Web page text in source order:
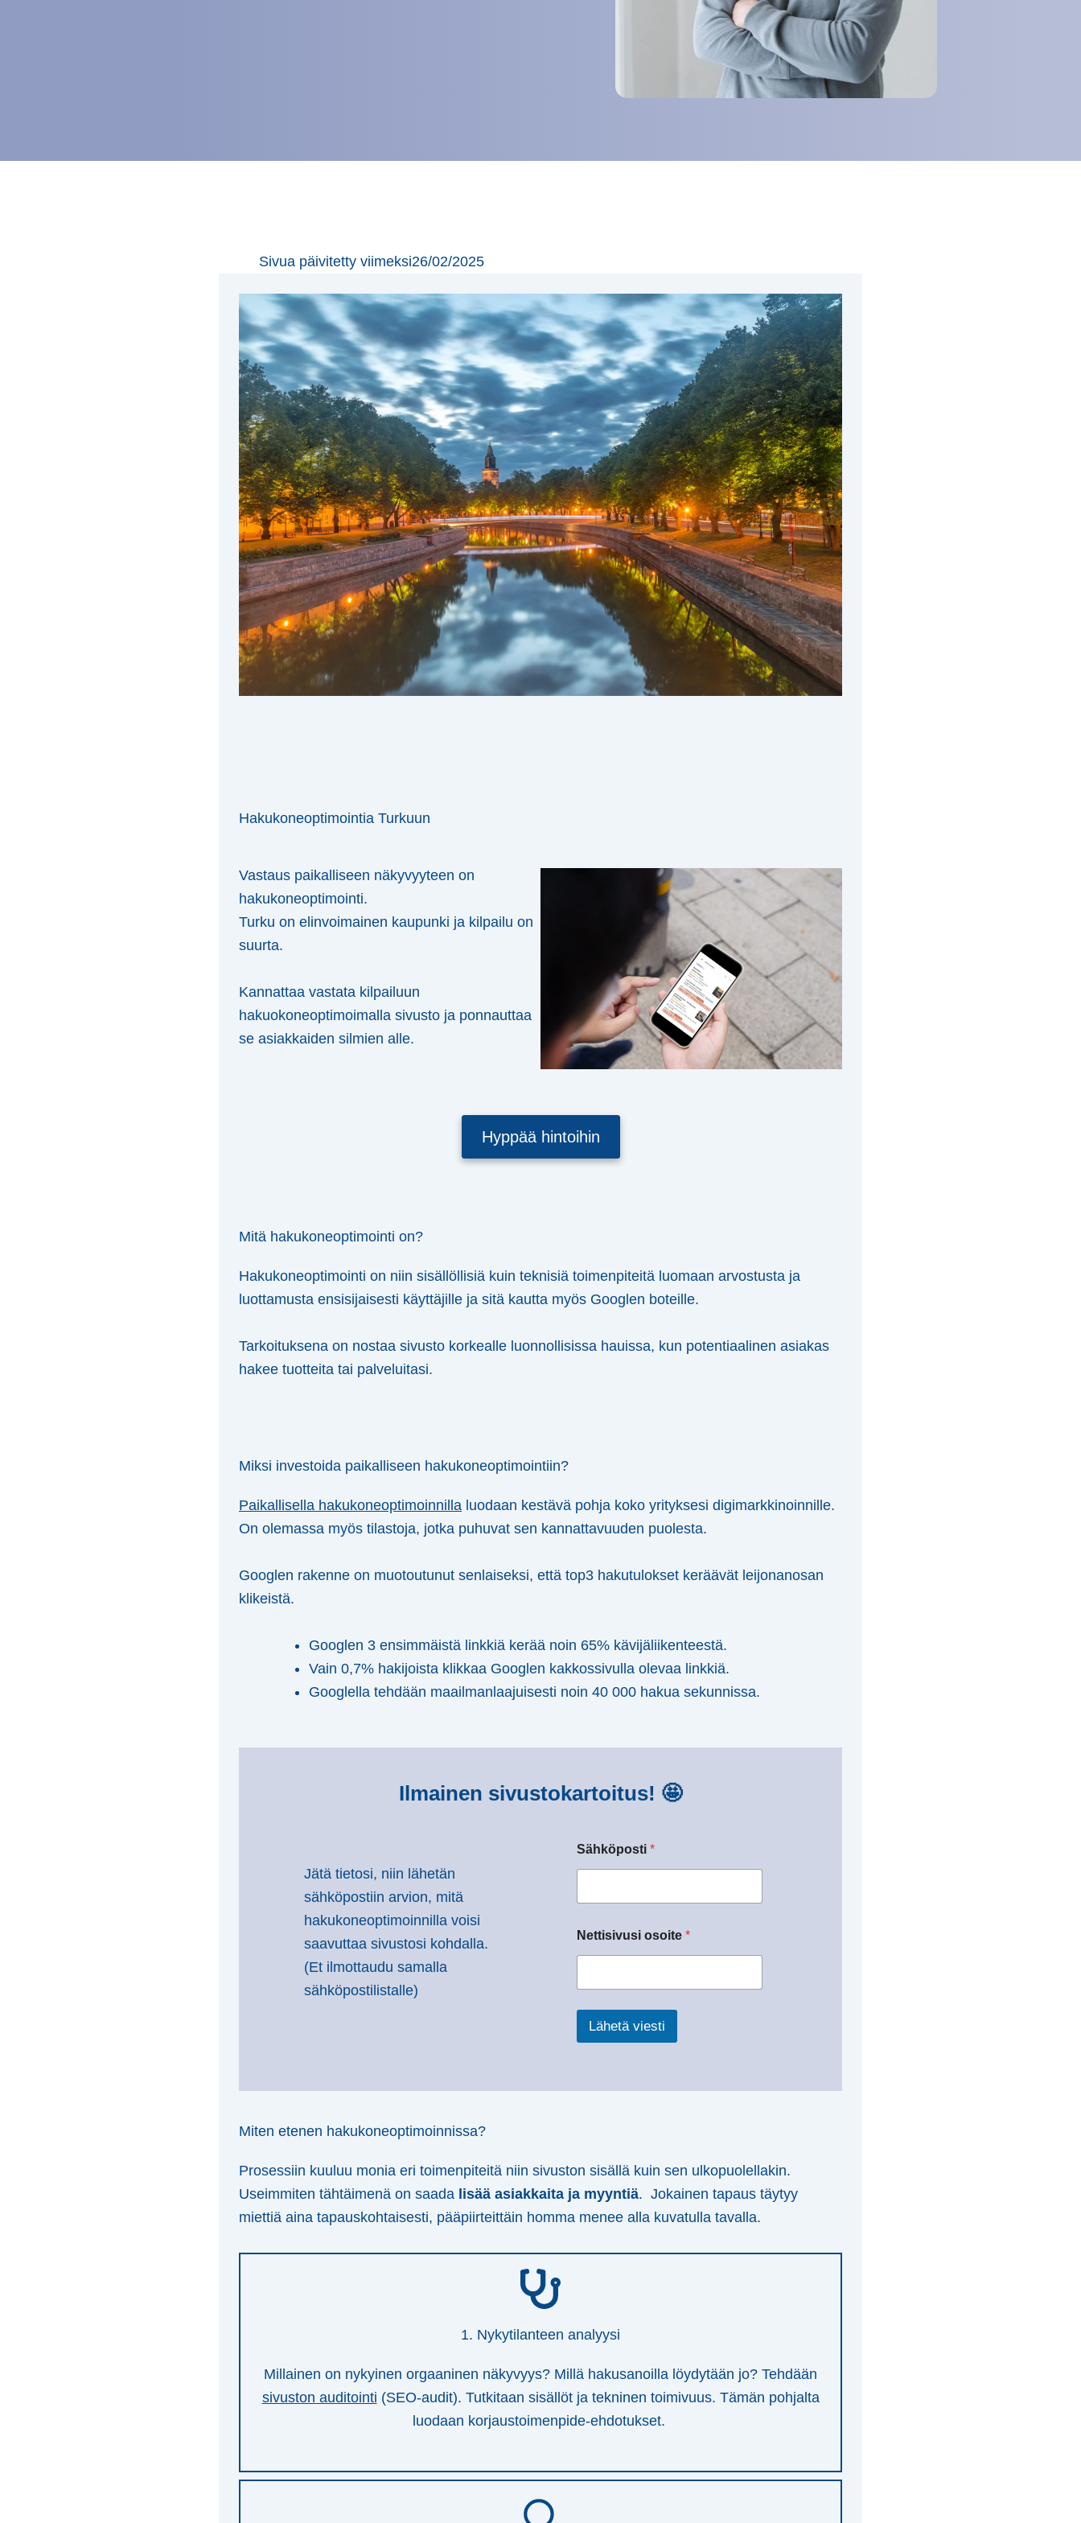
Sivua päivitetty viimeksi26/02/2025
Hakukoneoptimointia Turkuun
Vastaus paikalliseen näkyvyyteen on
hakukoneoptimointi.
Turku on elinvoimainen kaupunki ja kilpailu on
suurta.
Kannattaa vastata kilpailuun
hakuokoneoptimoimalla sivusto ja ponnauttaa
se asiakkaiden silmien alle.
Hyppää hintoihin
Mitä hakukoneoptimointi on?
Hakukoneoptimointi on niin sisällöllisiä kuin teknisiä toimenpiteitä luomaan arvostusta ja
luottamusta ensisijaisesti käyttäjille ja sitä kautta myös Googlen boteille.
Tarkoituksena on nostaa sivusto korkealle luonnollisissa hauissa, kun potentiaalinen asiakas
hakee tuotteita tai palveluitasi.
Miksi investoida paikalliseen hakukoneoptimointiin?
Paikallisella hakukoneoptimoinnilla luodaan kestävä pohja koko yrityksesi digimarkkinoinnille.
On olemassa myös tilastoja, jotka puhuvat sen kannattavuuden puolesta.
Googlen rakenne on muotoutunut senlaiseksi, että top3 hakutulokset keräävät leijonanosan
klikeistä.
Googlen 3 ensimmäistä linkkiä kerää noin 65% kävijäliikenteestä.
Vain 0,7% hakijoista klikkaa Googlen kakkossivulla olevaa linkkiä.
Googlella tehdään maailmanlaajuisesti noin 40 000 hakua sekunnissa.
Ilmainen sivustokartoitus! 🤩
Jätä tietosi, niin lähetän
sähköpostiin arvion, mitä
hakukoneoptimoinnilla voisi
saavuttaa sivustosi kohdalla.
(Et ilmottaudu samalla
sähköpostilistalle)
Sähköposti *
Nettisivusi osoite *
Lähetä viesti
Miten etenen hakukoneoptimoinnissa?
Prosessiin kuuluu monia eri toimenpiteitä niin sivuston sisällä kuin sen ulkopuolellakin.
Useimmiten tähtäimenä on saada lisää asiakkaita ja myyntiä. Jokainen tapaus täytyy
miettiä aina tapauskohtaisesti, pääpiirteittäin homma menee alla kuvatulla tavalla.
1. Nykytilanteen analyysi
Millainen on nykyinen orgaaninen näkyvyys? Millä hakusanoilla löydytään jo? Tehdään
sivuston auditointi (SEO-audit). Tutkitaan sisällöt ja tekninen toimivuus. Tämän pohjalta
luodaan korjaustoimenpide-ehdotukset.